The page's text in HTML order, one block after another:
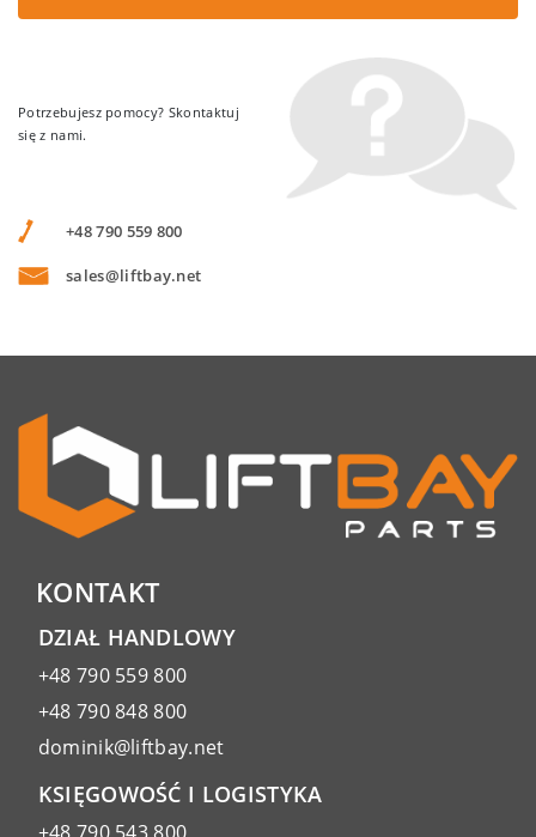
Potrzebujesz pomocy? Skontaktuj
się z nami.
+48 790 559 800
sales@liftbay.net
KONTAKT
DZIAŁ HANDLOWY
+48 790 559 800
+48 790 848 800
dominik@liftbay.net
KSIĘGOWOŚĆ I LOGISTYKA
+48 790 543 800